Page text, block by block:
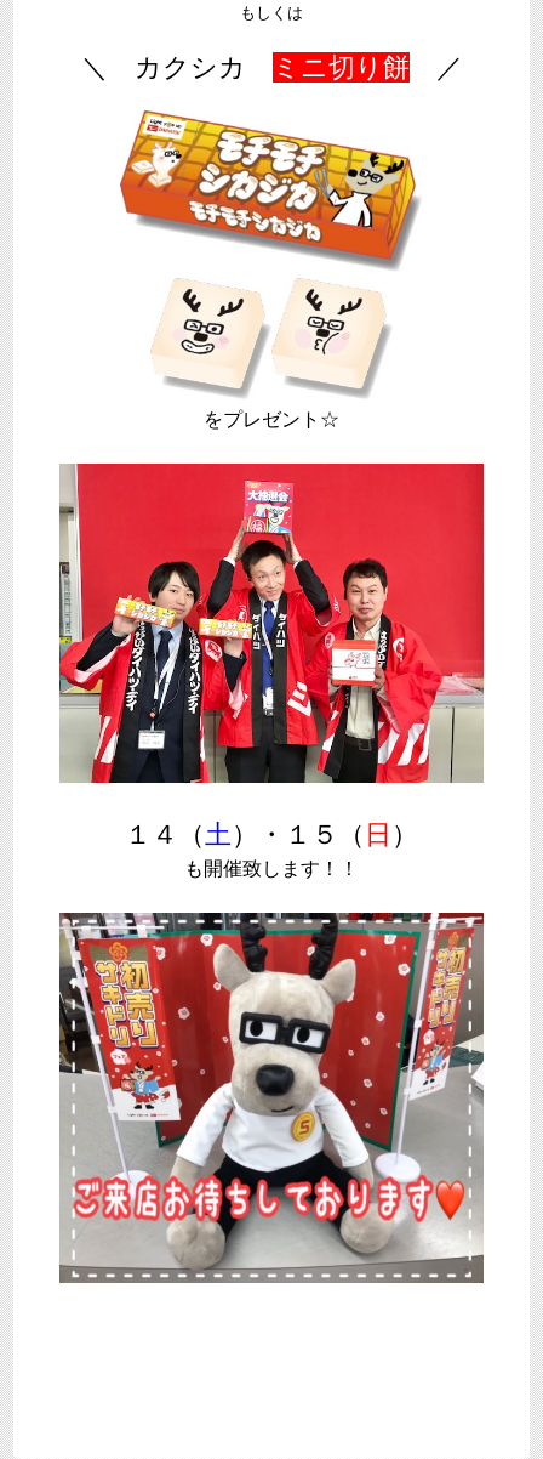
もしくは
＼ カクシカ ミニ切り餅 ／
をプレゼント☆
１４（ 土 ）・１５（ 日 ）
も開催致します！！